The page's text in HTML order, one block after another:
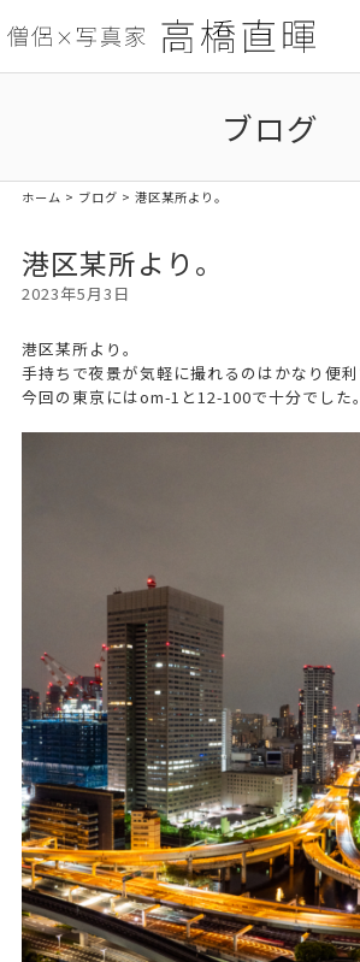
ブログ
ホーム > ブログ > 港区某所より。
港区某所より。
2023年5月3日
港区某所より。
手持ちで夜景が気軽に撮れるのはかなり便利
今回の東京にはom-1と12-100で十分でした。